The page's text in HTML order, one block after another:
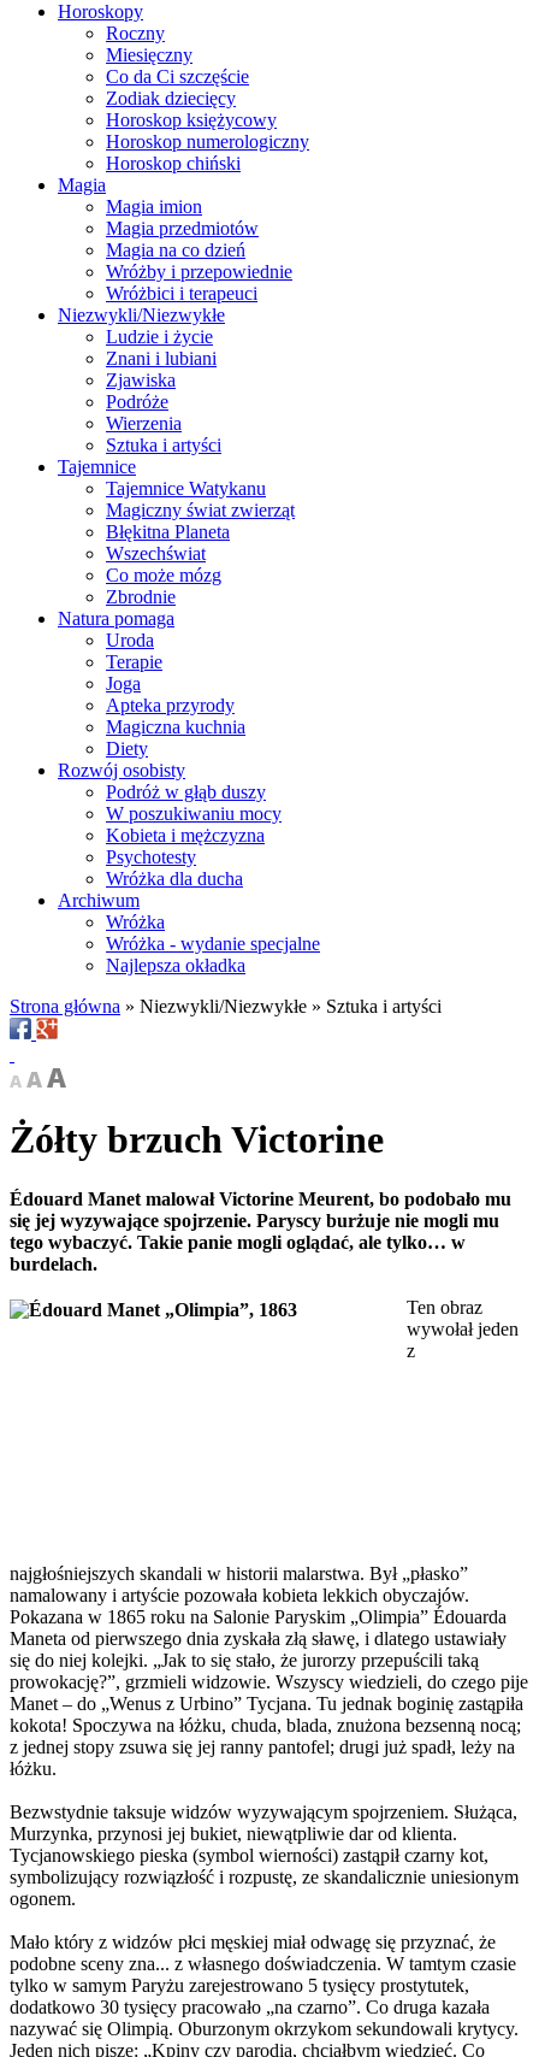
Horoskopy
Roczny
Miesięczny
Co da Ci szczęście
Zodiak dziecięcy
Horoskop księżycowy
Horoskop numerologiczny
Horoskop chiński
Magia
Magia imion
Magia przedmiotów
Magia na co dzień
Wróżby i przepowiednie
Wróżbici i terapeuci
Niezwykli/Niezwykłe
Ludzie i życie
Znani i lubiani
Zjawiska
Podróże
Wierzenia
Sztuka i artyści
Tajemnice
Tajemnice Watykanu
Magiczny świat zwierząt
Błękitna Planeta
Wszechświat
Co może mózg
Zbrodnie
Natura pomaga
Uroda
Terapie
Joga
Apteka przyrody
Magiczna kuchnia
Diety
Rozwój osobisty
Podróż w głąb duszy
W poszukiwaniu mocy
Kobieta i mężczyzna
Psychotesty
Wróżka dla ducha
Archiwum
Wróżka
Wróżka - wydanie specjalne
Najlepsza okładka
Strona główna » Niezwykli/Niezwykłe » Sztuka i artyści
Żółty brzuch Victorine
Édouard Manet malował Victorine Meurent, bo podobało mu
się jej wyzywające spojrzenie. Paryscy burżuje nie mogli mu
tego wybaczyć. Takie panie mogli oglądać, ale tylko… w
burdelach.
Ten obraz
wywołał jeden
z
najgłośniejszych skandali w historii malarstwa. Był „płasko”
namalowany i artyście pozowała kobieta lekkich obyczajów.
Pokazana w 1865 roku na Salonie Paryskim „Olimpia” Édouarda
Maneta od pierwszego dnia zyskała złą sławę, i dlatego ustawiały
się do niej kolejki. „Jak to się stało, że jurorzy przepuścili taką
prowokację?”, grzmieli widzowie. Wszyscy wiedzieli, do czego pije
Manet – do „Wenus z Urbino” Tycjana. Tu jednak boginię zastąpiła
kokota! Spoczywa na łóżku, chuda, blada, znużona bezsenną nocą;
z jednej stopy zsuwa się jej ranny pantofel; drugi już spadł, leży na
łóżku.
Bezwstydnie taksuje widzów wyzywającym spojrzeniem. Służąca,
Murzynka, przynosi jej bukiet, niewątpliwie dar od klienta.
Tycjanowskiego pieska (symbol wierności) zastąpił czarny kot,
symbolizujący rozwiązłość i rozpustę, ze skandalicznie uniesionym
ogonem.
Mało który z widzów płci męskiej miał odwagę się przyznać, że
podobne sceny zna... z własnego doświadczenia. W tamtym czasie
tylko w samym Paryżu zarejestrowano 5 tysięcy prostytutek,
dodatkowo 30 tysięcy pracowało „na czarno”. Co druga kazała
nazywać się Olimpią. Oburzonym okrzykom sekundowali krytycy.
Jeden nich pisze: „Kpiny czy parodia, chciałbym wiedzieć. Co